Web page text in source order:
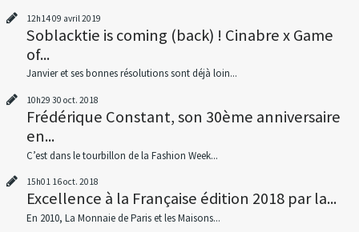
12h1409 avril 2019
Soblacktie is coming (back) ! Cinabre x Game
of...
Janvier et ses bonnes résolutions sont déjà loin...
10h29 30 oct. 2018
Frédérique Constant, son 30ème anniversaire
en...
C’est dans le tourbillon de la Fashion Week...
15h01 16oct. 2018
Excellence à la Française édition 2018 par la...
En 2010, La Monnaie de Paris et les Maisons...